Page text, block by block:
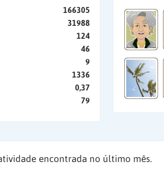
166305
31988
124
46
9
1336
0,37
79
encontrada no último mês.